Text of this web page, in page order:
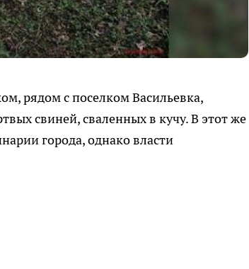
рядом с поселком Васильевка,
свиней, сваленных в кучу. В этот же
города, однако власти